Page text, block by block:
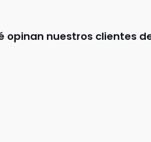
opinan nuestros clientes